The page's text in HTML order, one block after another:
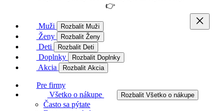
👉
Muži Rozbalit Muži
Ženy Rozbalit Ženy
Deti Rozbalit Deti
Doplnky Rozbalit Doplnky
Akcia Rozbalit Akcia
Pre firmy
Všetko o nákupe
Rozbalit Všetko o nákupe
Často sa pýtate